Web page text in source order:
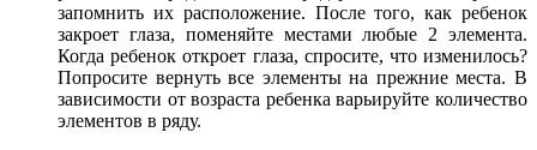
запомнить их расположение. После того, как ребенок
закроет глаза, поменяйте местами любые 2 элемента.
Когда ребенок откроет глаза, спросите, что изменилось?
Попросите вернуть все элементы на прежние места. В
зависимости от возраста ребенка варьируйте количество
элементов в ряду.